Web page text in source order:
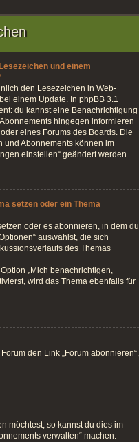
und einem
den Lesezeichen in Web-
einem Update. In phpBB 3.1
du kannst eine Benachrichtigung
hingegen informieren
eines Forums des Boards. Die
und Abonnements können im
einstellen“ geändert werden.
setzen oder ein Thema
oder es abonnieren, in dem du
auswählst, die sich
des Themas
„Mich benachrichtigen,
wird das Thema ebenfalls für
den Link „Forum abonnieren“,
möchtest, so kannst du dies im
verwalten“ machen.